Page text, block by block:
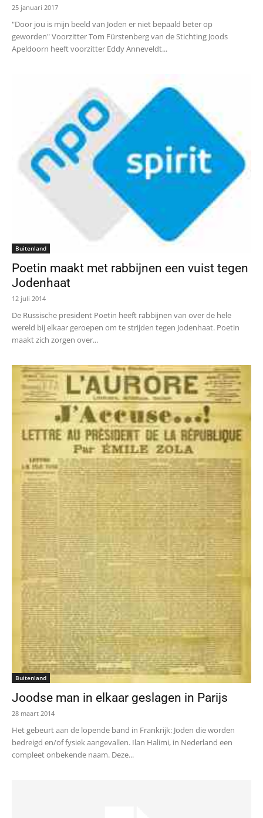
25 januari 2017
"Door jou is mijn beeld van Joden er niet bepaald beter op
geworden" Voorzitter Tom Fürstenberg van de Stichting Joods
Apeldoorn heeft voorzitter Eddy Anneveldt...
Buitenland
‪Poetin‬ maakt met rabbijnen een vuist tegen
Jodenhaat
12 juli 2014
De Russische president Poetin heeft rabbijnen van over de hele
wereld bij elkaar geroepen om te strijden tegen Jodenhaat. Poetin
maakt zich zorgen over...
Buitenland
Joodse man in elkaar geslagen in Parijs
28 maart 2014
Het gebeurt aan de lopende band in Frankrijk: Joden die worden
bedreigd en/of fysiek aangevallen. Ilan Halimi, in Nederland een
compleet onbekende naam. Deze...